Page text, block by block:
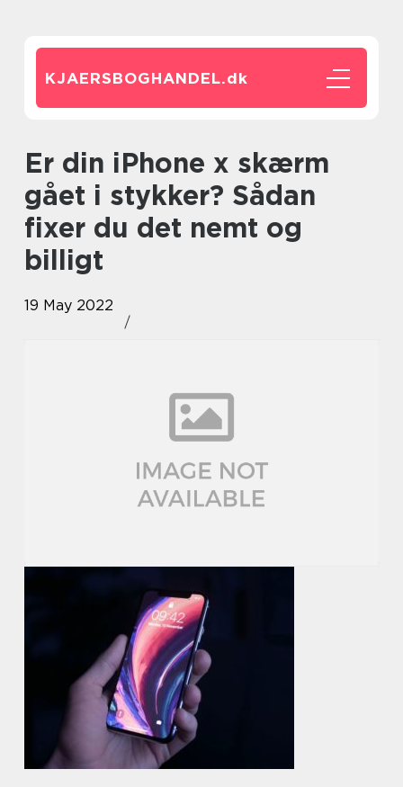
KJAERSBOGHANDEL.dk
Er din iPhone x skærm
gået i stykker? Sådan
fixer du det nemt og
billigt
19 May 2022